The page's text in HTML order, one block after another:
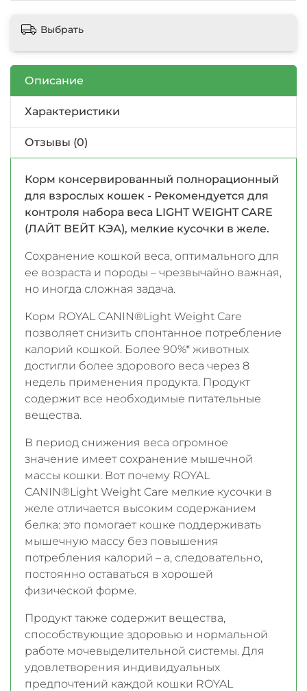
Выбрать
Описание
Характеристики
Отзывы (0)
Корм консервированный полнорационный
для взрослых кошек - Рекомендуется для
контроля набора веса LIGHT WEIGHT CARE
(ЛАЙТ ВЕЙТ КЭА), мелкие кусочки в желе.
Сохранение кошкой веса, оптимального для
ее возраста и породы – чрезвычайно важная,
но иногда сложная задача.
Корм ROYAL CANIN®Light Weight Care
позволяет снизить спонтанное потребление
калорий кошкой. Более 90%* животных
достигли более здорового веса через 8
недель применения продукта. Продукт
содержит все необходимые питательные
вещества.
В период снижения веса огромное
значение имеет сохранение мышечной
массы кошки. Вот почему ROYAL
CANIN®Light Weight Care мелкие кусочки в
желе отличается высоким содержанием
белка: это помогает кошке поддерживать
мышечную массу без повышения
потребления калорий – а, следовательно,
постоянно оставаться в хорошей
физической форме.
Продукт также содержит вещества,
способствующие здоровью и нормальной
работе мочевыделительной системы. Для
удовлетворения индивидуальных
предпочтений каждой кошки ROYAL